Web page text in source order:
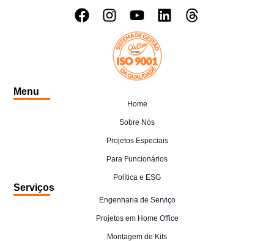
Menu
Home
Sobre Nós
Projetos Especiais
Para Funcionários
Política e ESG
Serviços
Engenharia de Serviço
Projetos em Home Office
Montagem de Kits